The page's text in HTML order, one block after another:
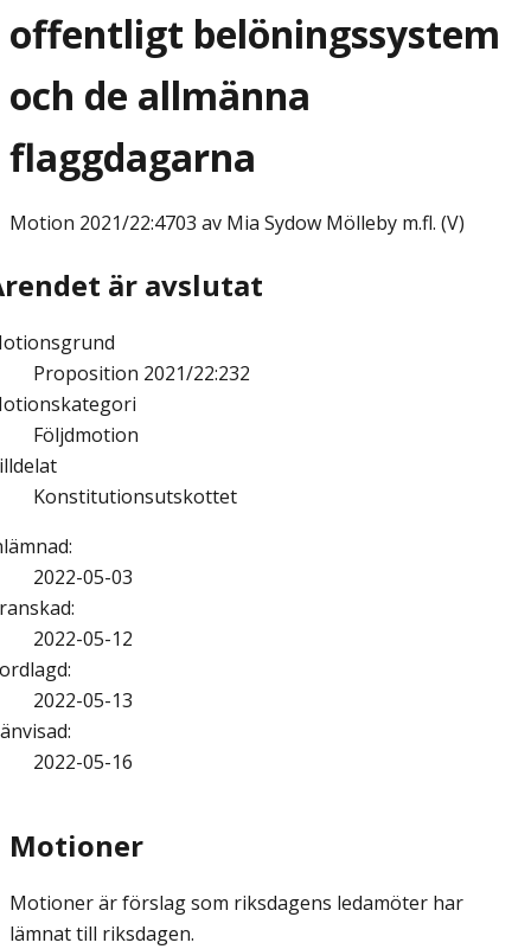
offentligt belöningssystem
och de allmänna
flaggdagarna
Motion 2021/22:4703 av Mia Sydow Mölleby m.fl. (V)
är avslutat
Proposition 2021/22:232
Följdmotion
Konstitutionsutskottet
:
2022-05-03
:
2022-05-12
:
2022-05-13
:
2022-05-16
Motioner
Motioner är förslag som riksdagens ledamöter har
lämnat till riksdagen.